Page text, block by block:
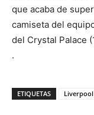
que acaba de
camiseta del
del Crystal Palace
.
ETIQUETAS Liverpool